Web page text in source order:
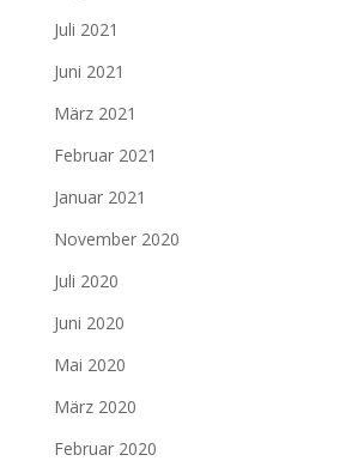
Juli 2021
Juni 2021
März 2021
Februar 2021
Januar 2021
November 2020
Juli 2020
Juni 2020
Mai 2020
März 2020
Februar 2020